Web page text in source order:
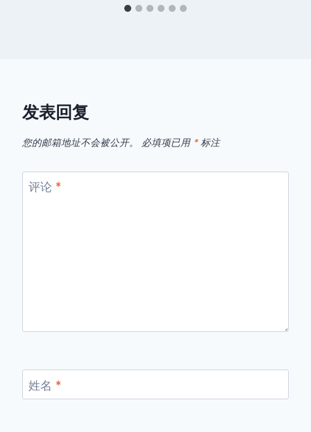
发表回复
您的邮箱地址不会被公开。 必填项已用 *标注
评论 *
姓名 *